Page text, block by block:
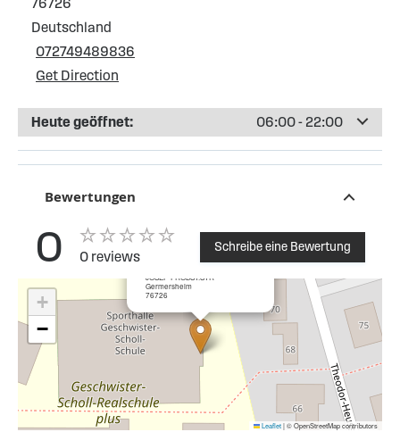
76726
Deutschland
072749489836
Get Direction
Heute geöffnet: 06:00 - 22:00
Bewertungen
0 0 reviews
Schreibe eine Bewertung
JOSEF-PROBST.STR
Germersheim
76726
×
+
−
Leaflet|© OpenStreetMap contributors